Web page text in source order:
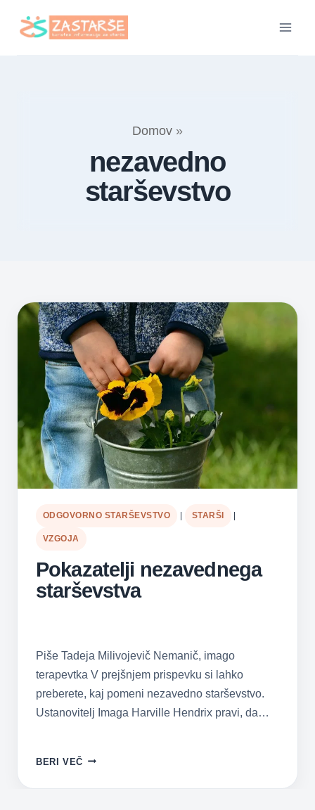
Domov »
nezavedno
starševstvo
ODGOVORNO STARŠEVSTVO STARŠI
VZGOJA
Pokazatelji nezavednega
starševstva
Piše Tadeja Milivojevič Nemanič, imago
terapevtka V prejšnjem prispevku si lahko
preberete, kaj pomeni nezavedno starševstvo.
Ustanovitelj Imaga Harville Hendrix pravi, da…
BERI VEČ POKAZATELJI
STARŠEVSTVA